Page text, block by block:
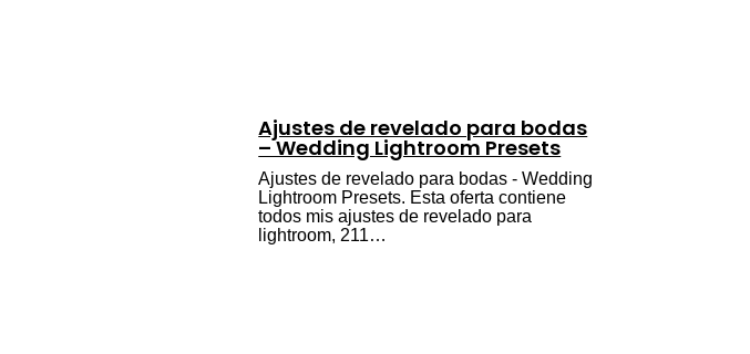
Ajustes de revelado para bodas
– Wedding Lightroom Presets
Ajustes de revelado para bodas - Wedding
Lightroom Presets. Esta oferta contiene
todos mis ajustes de revelado para
lightroom, 211…